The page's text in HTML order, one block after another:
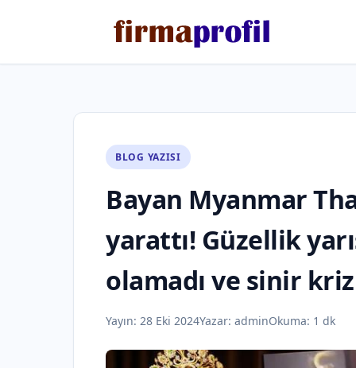
BLOG YAZISI
Bayan Myanmar
yarattı! Güzellik
olamadı ve sinir
Yayın: 28 Eki 2024Yazar: adminOkuma: 1 dk